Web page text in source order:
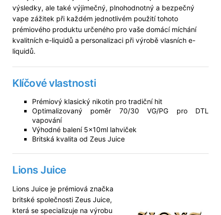
výsledky, ale také výjimečný, plnohodnotný a bezpečný
vape zážitek při každém jednotlivém použití tohoto
prémiového produktu určeného pro vaše domácí míchání
kvalitních e-liquidů a personalizaci při výrobě vlasních e-
liquidů.
Klíčové vlastnosti
Prémiový klasický nikotin pro tradiční hit
Optimalizovaný poměr 70/30 VG/PG pro DTL
vapování
Výhodné balení 5×10ml lahviček
Britská kvalita od Zeus Juice
Lions Juice
Lions Juice je prémiová značka
britské společnosti Zeus Juice,
která se specializuje na výrobu